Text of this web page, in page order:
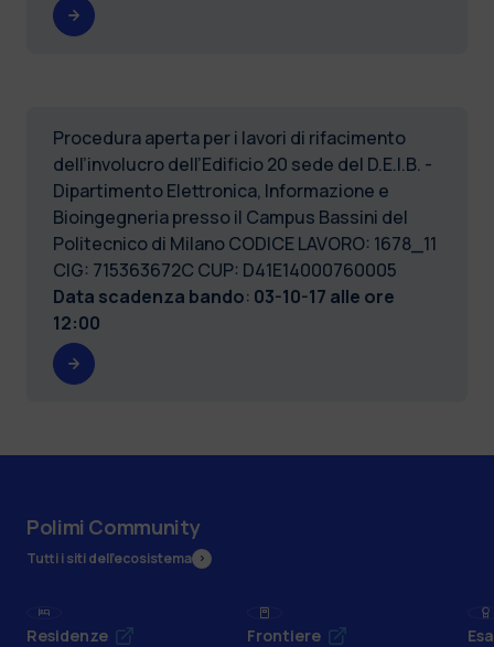
Procedura aperta per i lavori di rifacimento
dell’involucro dell’Edificio 20 sede del D.E.I.B. -
Dipartimento Elettronica, Informazione e
Bioingegneria presso il Campus Bassini del
Politecnico di Milano CODICE LAVORO: 1678_11
CIG: 715363672C CUP: D41E14000760005
Data scadenza bando: 03-10-17 alle ore
12:00
Polimi Community
Tutti i siti dell’ecosistema
Residenze Frontiere